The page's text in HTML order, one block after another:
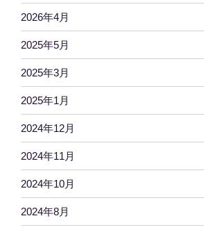
2026年4月
2025年5月
2025年3月
2025年1月
2024年12月
2024年11月
2024年10月
2024年8月